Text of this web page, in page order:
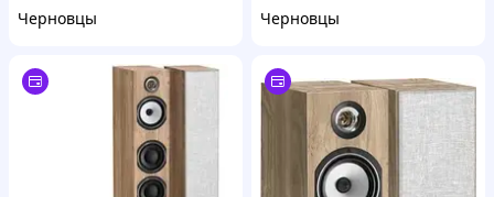
Черновцы
Черновцы